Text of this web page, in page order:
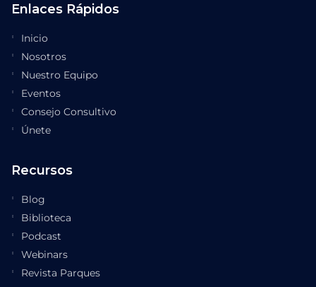
Enlaces Rápidos
Inicio
Nosotros
Nuestro Equipo
Eventos
Consejo Consultivo
Únete
Recursos
Blog
Biblioteca
Podcast
Webinars
Revista Parques